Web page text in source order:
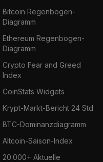
Bitcoin Regenbogen-
Diagramm
Ethereum Regenbogen-
Diagramm
Crypto Fear and Greed
Index
CoinStats Widgets
Krypt-Markt-Bericht 24 Std
BTC-Dominanzdiagramm
Altcoin-Saison-Index
20.000+ Aktuelle